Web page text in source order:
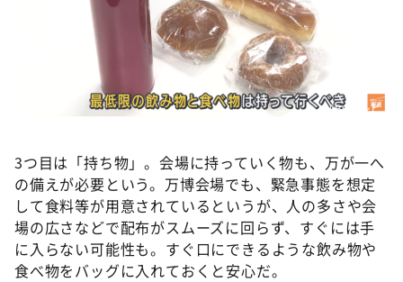
©ABCテレビ
3つ目は「持ち物」。会場に持っていく物も、万が一へ
の備えが必要という。万博会場でも、緊急事態を想定
して食料等が用意されているというが、人の多さや会
場の広さなどで配布がスムーズに回らず、すぐには手
に入らない可能性も。すぐ口にできるような飲み物や
食べ物をバッグに入れておくと安心だ。